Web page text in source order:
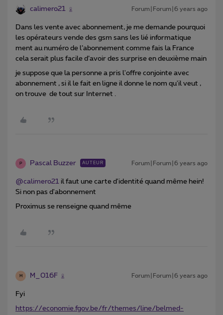
calimero21 Forum|Forum|6 years ago
Dans les vente avec abonnement, je me demande pourquoi
les opérateurs vende des gsm sans les lié informatique
ment au numéro de l’abonnement comme fais la France
cela serait plus facile d’avoir des surprise en deuxième main
je suppose que la personne a pris l'offre conjointe avec
abonnement , si il le fait en ligne il donne le nom qu'il veut ,
on trouve de tout sur Internet .
P Pascal Buzzer AUTEUR Forum|Forum|6 years ago
@calimero21 il faut une carte d'identité quand même hein!
Si non pas d'abonnement
Proximus se renseigne quand même
M M_016F Forum|Forum|6 years ago
Fyi
https://economie.fgov.be/fr/themes/line/belmed-